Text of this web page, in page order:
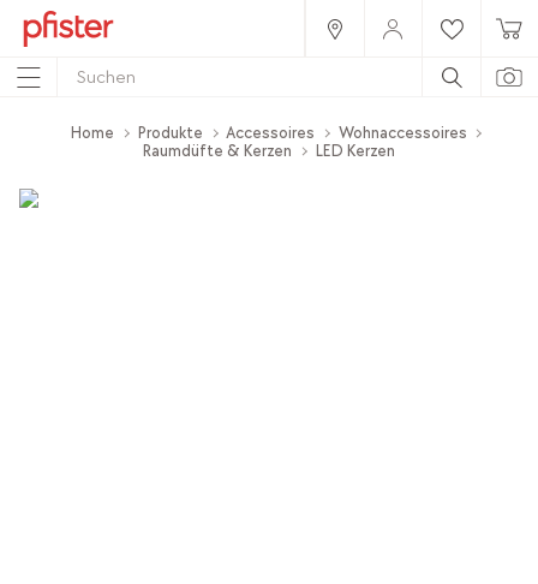
Home Produkte Accessoires
Wohnaccessoires
Raumdüfte & Kerzen
LED Kerzen